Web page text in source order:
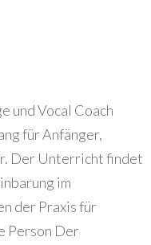
und Vocal Coach
für Anfänger,
Der Unterricht findet
im
der Praxis für
Person Der